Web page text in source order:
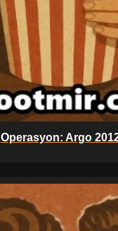
Operasyon: Argo